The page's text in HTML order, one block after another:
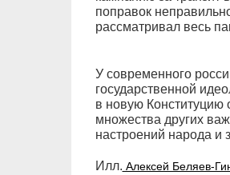
поправок
рассматривал весь
У современного
государственной
в новую
множества других
настроений народа и
Илл. Алексей Беляев-